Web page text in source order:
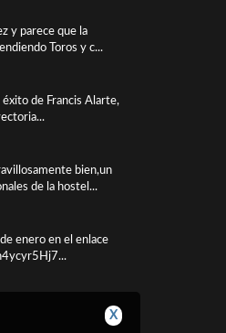
y parece que la
Toros y c...
de Francis Alarte,
bien,un
de la hostel...
enero en el enlace
X